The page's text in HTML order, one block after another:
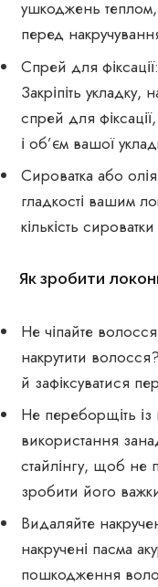
ушкоджень
перед
Спрей для
Закріпіть
спрей для
і об’єм вашої
Сироватка або
гладкості вашим
кількість
Як зробити
Не чіпайте
накрутити
й зафіксуватися
Не переборщіть із
використання
стайлінгу, щоб не
зробити його
Видаляйте
накручені пасма
пошкодження